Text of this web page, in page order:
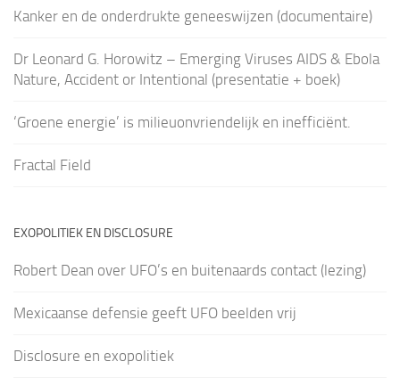
Kanker en de onderdrukte geneeswijzen (documentaire)
Dr Leonard G. Horowitz – Emerging Viruses AIDS & Ebola
Nature, Accident or Intentional (presentatie + boek)
‘Groene energie’ is milieuonvriendelijk en inefficiënt.
Fractal Field
EXOPOLITIEK EN DISCLOSURE
Robert Dean over UFO’s en buitenaards contact (lezing)
Mexicaanse defensie geeft UFO beelden vrij
Disclosure en exopolitiek